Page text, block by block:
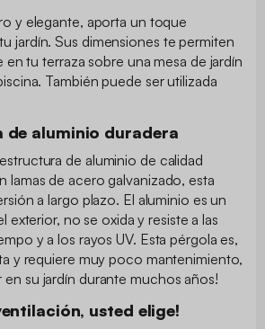
y elegante, aporta un toque
jardín. Sus dimensiones te permiten
en tu terraza sobre una mesa de jardín
También puede ser utilizada
de aluminio duradera
de aluminio de calidad
lamas de acero galvanizado, esta
a largo plazo. El aluminio es un
exterior, no se oxida y resiste a las
y a los rayos UV. Esta pérgola es,
y requiere muy poco mantenimiento,
en su jardín durante muchos años!
usted elige!